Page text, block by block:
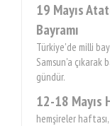
19 Mayıs
Bayramı
Türkiye'de milli
Samsun'a çıkarak
gündür.
12-18 Mayıs
hemşireler